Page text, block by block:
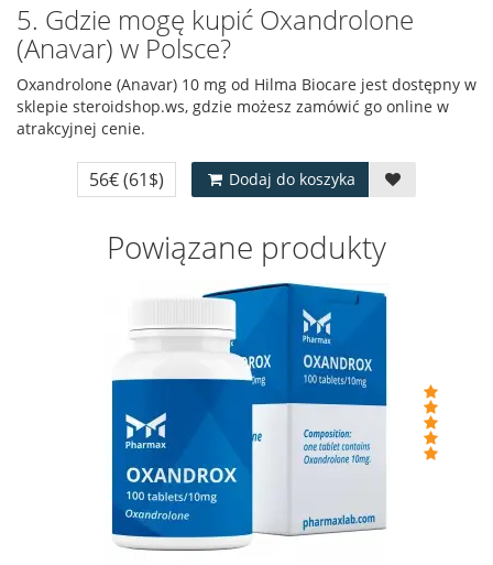
5. Gdzie mogę kupić Oxandrolone
(Anavar) w Polsce?
Oxandrolone (Anavar) 10 mg od Hilma Biocare jest dostępny w
sklepie steroidshop.ws, gdzie możesz zamówić go online w
atrakcyjnej cenie.
56€(61$) Dodaj do koszyka
Powiązane produkty